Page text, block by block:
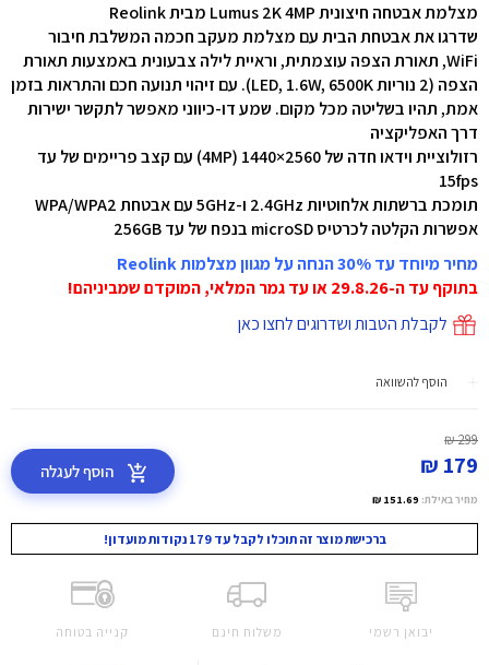
מצלמת אבטחה חיצונית Lumus 2K 4MP מבית Reolink
שדרגו את אבטחת הבית עם מצלמת מעקב חכמה המשלבת חיבור
WiFi, תאורת הצפה עוצמתית, וראיית לילה צבעונית באמצעות תאורת
הצפה (2 נוריות LED, 1.6W, 6500K). עם זיהוי תנועה חכם והתראות בזמן
אמת, תהיו בשליטה מכל מקום. שמע דו-כיווני מאפשר לתקשר ישירות
דרך האפליקציה
רזולוציית וידאו חדה של 2560×1440 (4MP) עם קצב פריימים של עד
15fps
תומכת ברשתות אלחוטיות 2.4GHz ו-5GHz עם אבטחת WPA/WPA2
אפשרות הקלטה לכרטיס microSD בנפח של עד 256GB
מחיר מיוחד עד 30% הנחה על מגוון מצלמות Reolink
בתוקף עד ה-29.8.26 או עד גמר המלאי, המוקדם שמביניהם!
לקבלת הטבות ושדרוגים לחצו כאן
הוסף להשוואה
299 ₪
179 ₪
מחיר באילת: 151.69 ₪
הוסף לעגלה
ברכישת מוצר זה תוכלו לקבל עד 179 נקודות מועדון!
יבואן רשמי משלוח חינם קנייה בטוחה